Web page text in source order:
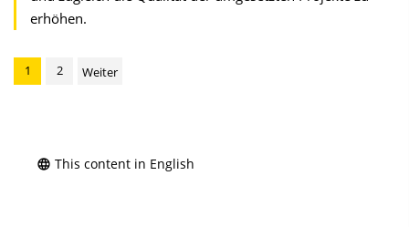
erhöhen.
1 2 Weiter
This content in English